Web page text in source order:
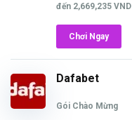
đến 2,669,235 VND
Chơi Ngay
Dafabet
Gói Chào Mừng